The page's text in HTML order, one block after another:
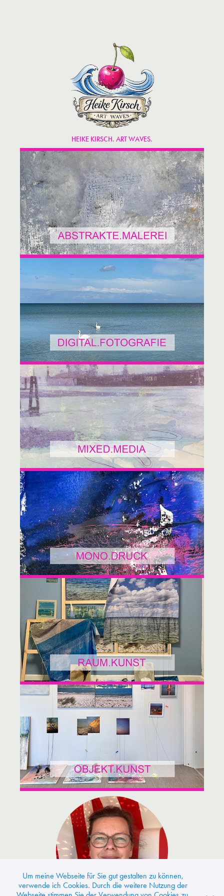
HEIKE KIRSCH. ART WAVES.
Um meine Webseite für Sie gut gestalten zu können,
verwende ich Cookies. Durch die weitere Nutzung der